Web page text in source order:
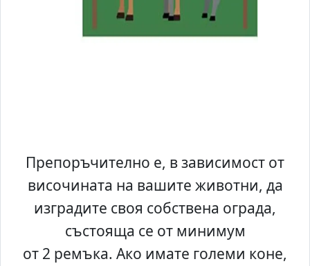
Препоръчително е, в зависимост от
височината на вашите животни, да
изградите своя собствена ограда,
състояща се от минимум
от 2 ремъка. Ако имате големи коне,